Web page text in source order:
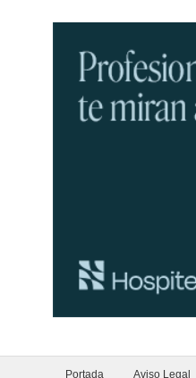
Portada Aviso Legal